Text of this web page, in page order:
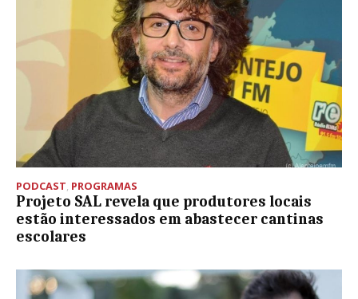
PODCAST, PROGRAMAS
Projeto SAL revela que produtores locais
estão interessados em abastecer cantinas
escolares